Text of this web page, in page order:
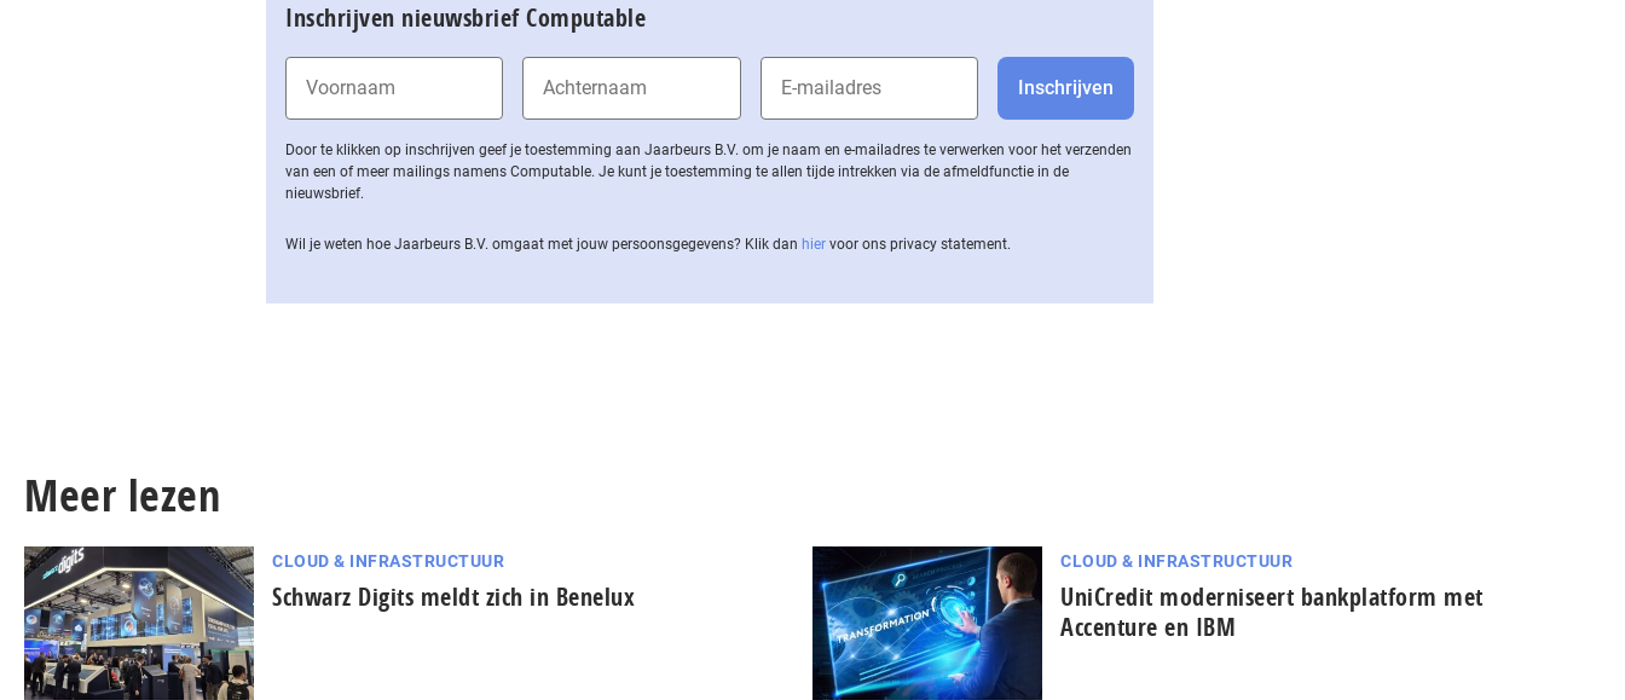
Inschrijven nieuwsbrief Computable
Door te klikken op inschrijven geef je toestemming aan Jaarbeurs B.V. om je naam en e-mailadres te verwerken voor het verzenden
van een of meer mailings namens Computable. Je kunt je toestemming te allen tijde intrekken via de af­meld­func­tie in de
nieuwsbrief.
Wil je weten hoe Jaarbeurs B.V. omgaat met jouw per­soons­ge­ge­vens? Klik dan hier voor ons privacy statement.
Meer lezen
CLOUD & INFRASTRUCTUUR
Schwarz Digits meldt zich in Benelux
CLOUD & INFRASTRUCTUUR
UniCredit moderniseert bankplatform met
Accenture en IBM